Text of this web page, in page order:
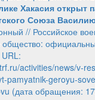
Хакасия открыт
Союза
// Российское
общество:
URL:
activities/news/v-
pamyatnik-geroyu-
(дата обращения: